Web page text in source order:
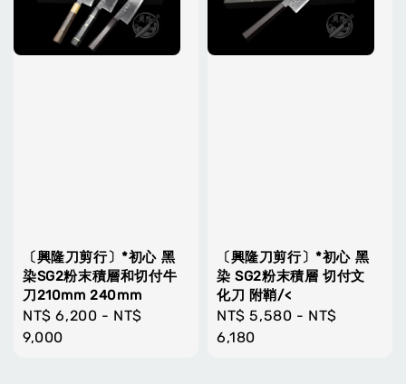
〔興隆刀剪行〕*初心 黑
染SG2粉末積層和切付牛
刀210mm 240mm
Regular
price
NT$ 6,200 - NT$
9,000
〔興隆刀剪行〕*初心 黑
染 SG2粉末積層 切付文
化刀 附鞘/<
Regular
price
NT$ 5,580 - NT$
6,180